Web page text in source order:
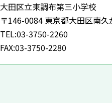
大田区立東調布第三小学校
〒146-0084 東京都大田区南久
TEL:03-3750-2260
FAX:03-3750-2280